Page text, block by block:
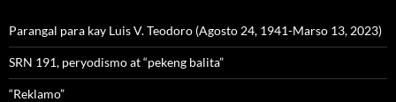
Parangal para kay Luis V. Teodoro (Agosto 24, 1941-Marso 13, 2023)
SRN 191, peryodismo at “pekeng balita”
“Reklamo”